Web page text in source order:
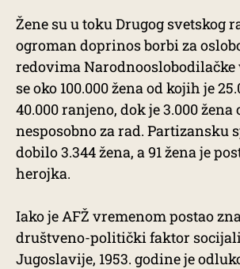
Žene su u toku Drugog svetskog
ogroman doprinos borbi za
redovima Narodnooslobodilačke
se oko 100.000 žena od kojih je
40.000 ranjeno, dok je 3.000 žena
nesposobno za rad. Partizansku
dobilo 3.344 žena, a 91 žena je
herojka.
Iako je AFŽ vremenom postao
društveno-politički faktor
Jugoslavije, 1953. godine je